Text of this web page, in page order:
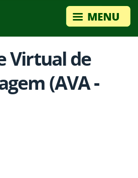
Virtual de
(AVA -